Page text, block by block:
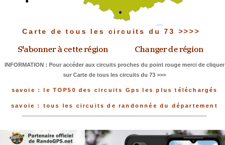
Carte de tous les circuits du 73 >>>>
INFORMATION : Pour accéder aux circuits proches du point rouge merci de cliquer
sur Carte de tous les circuits du 73 >>>
savoie : le TOP50 des circuits Gps les plus téléchargés
savoie : tous les circuits de randonnée du département